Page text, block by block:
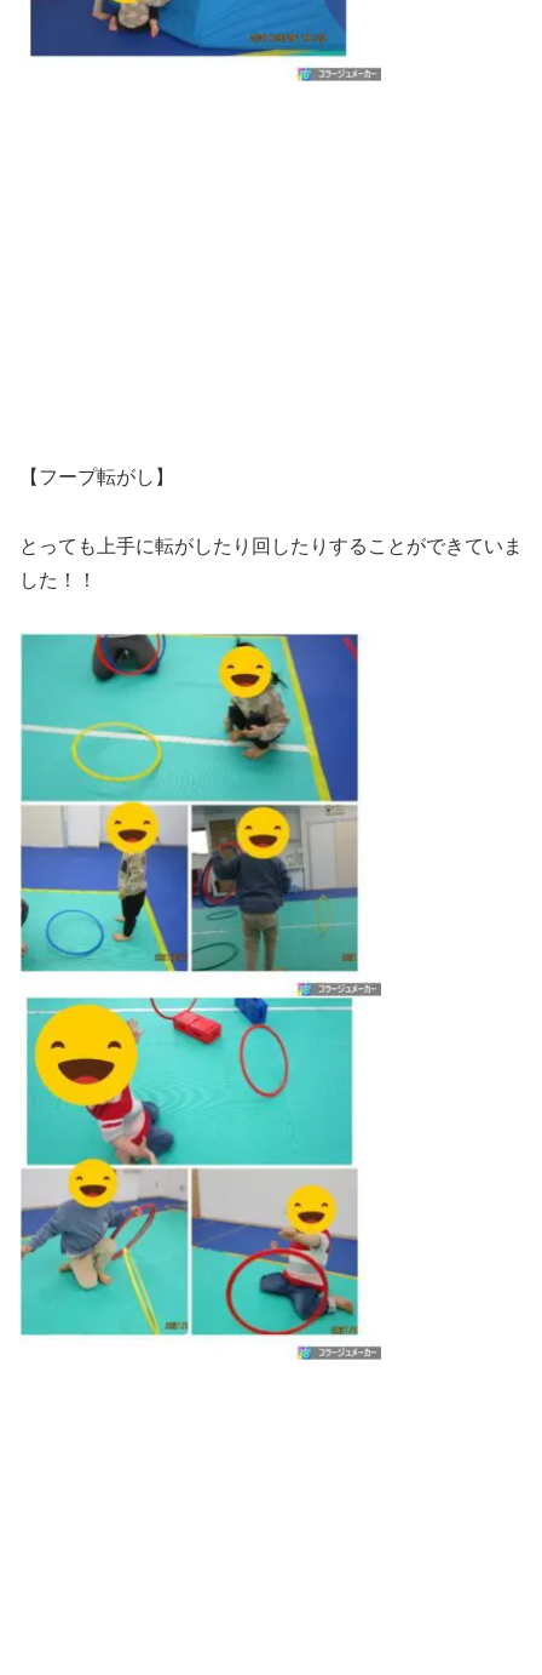
【フープ転がし】
とっても上手に転がしたり回したりすることができていま
した！！